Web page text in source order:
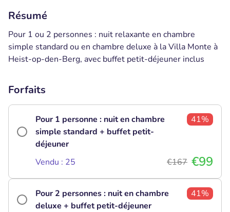
Résumé
Pour 1 ou 2 personnes : nuit relaxante en chambre
simple standard ou en chambre deluxe à la Villa Monte à
Heist-op-den-Berg, avec buffet petit-déjeuner inclus
Forfaits
Pour 1 personne : nuit en chambre
simple standard + buffet petit-
déjeuner
41%
Vendu : 25 €167 €99
Pour 2 personnes : nuit en chambre
deluxe + buffet petit-déjeuner
41%